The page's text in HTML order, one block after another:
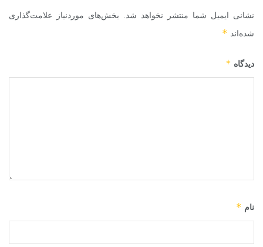
نشانی ایمیل شما منتشر نخواهد شد. بخش‌های موردنیاز علامت‌گذاری
شده‌اند *
دیدگاه *
نام *